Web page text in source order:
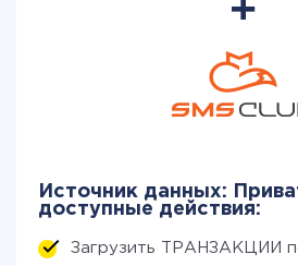
Источник данных:
доступные действия:
Загрузить ТРАНЗАКЦИИ